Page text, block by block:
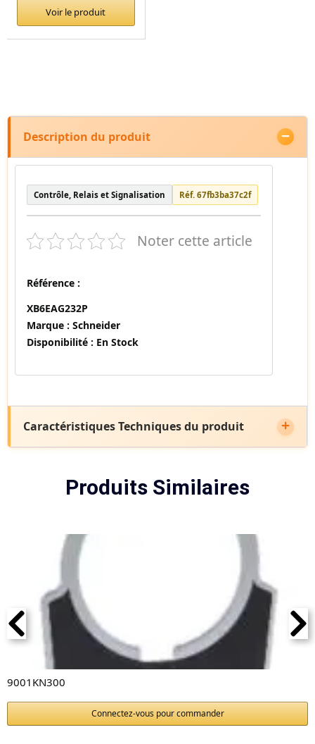
Voir le produit
Description du produit
Contrôle, Relais et Signalisation Réf. 67fb3ba37c2f
Noter cette article
Référence :
XB6EAG232P
Marque : Schneider
Disponibilité : En Stock
Caractéristiques Techniques du produit
Produits Similaires
9001KN300
Connectez-vous pour commander